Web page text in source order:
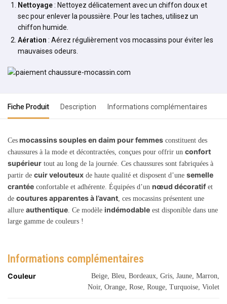
Nettoyage: Nettoyez délicatement avec un chiffon doux et
sec pour enlever la poussière. Pour les taches, utilisez un
chiffon humide.
Aération : Aérez régulièrement vos mocassins pour éviter les
mauvaises odeurs.
Fiche Produit Description Informations complémentaires
Ces mocassins souples en daim pour femmes constituent des
chaussures à la mode et décontractées, conçues pour offrir un confort
supérieur tout au long de la journée. Ces chaussures sont fabriquées à
partir de cuir velouteux de haute qualité et disposent d’une semelle
crantée confortable et adhérente. Équipées d’un nœud décoratifet
de coutures apparentes à l’avant , ces mocassins présentent une
allure authentique . Ce modèle indémodable est disponible dans une
large gamme de couleurs !
Informations complémentaires
Couleur
Beige, Bleu, Bordeaux, Gris, Jaune, Marron,
Noir, Orange, Rose, Rouge, Turquoise, Violet